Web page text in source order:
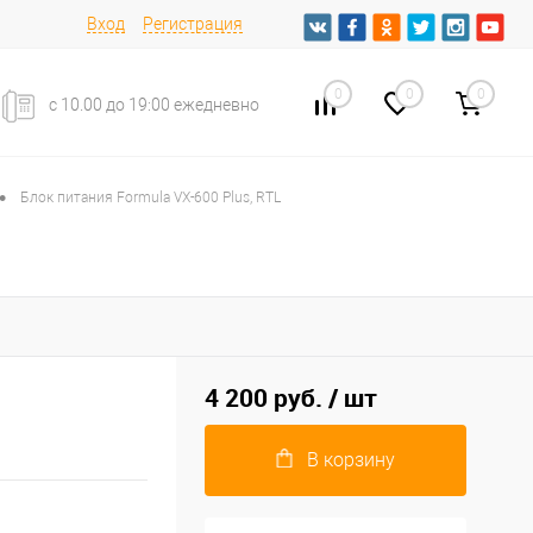
Вход Регистрация
с 10.00 до 19:00 ежедневно
0 0 0
• Блок питания Formula VX-600 Plus, RTL
4 200 руб. / шт
В корзину